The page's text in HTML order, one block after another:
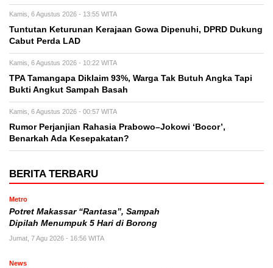
Kamis, 6 Agustus 2026 - 13:55 WITA
Tuntutan Keturunan Kerajaan Gowa Dipenuhi, DPRD Dukung
Cabut Perda LAD
Kamis, 6 Agustus 2026 - 10:22 WITA
TPA Tamangapa Diklaim 93%, Warga Tak Butuh Angka Tapi
Bukti Angkut Sampah Basah
Kamis, 6 Agustus 2026 - 00:57 WITA
Rumor Perjanjian Rahasia Prabowo–Jokowi ‘Bocor’,
Benarkah Ada Kesepakatan?
BERITA TERBARU
Metro
Potret Makassar “Rantasa”, Sampah
Dipilah Menumpuk 5 Hari di Borong
Jumat, 7 Agu 2026 - 16:56 WITA
News